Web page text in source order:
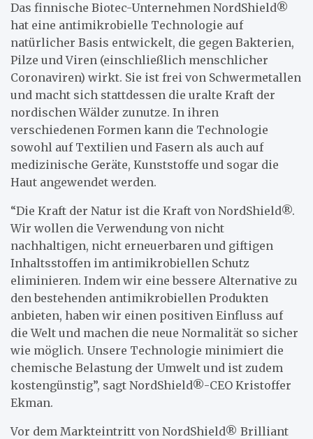
Das finnische Biotec-Unternehmen NordShield®
hat eine antimikrobielle Technologie auf
natürlicher Basis entwickelt, die gegen Bakterien,
Pilze und Viren (einschließlich menschlicher
Coronaviren) wirkt. Sie ist frei von Schwermetallen
und macht sich stattdessen die uralte Kraft der
nordischen Wälder zunutze. In ihren
verschiedenen Formen kann die Technologie
sowohl auf Textilien und Fasern als auch auf
medizinische Geräte, Kunststoffe und sogar die
Haut angewendet werden.
“Die Kraft der Natur ist die Kraft von NordShield®.
Wir wollen die Verwendung von nicht
nachhaltigen, nicht erneuerbaren und giftigen
Inhaltsstoffen im antimikrobiellen Schutz
eliminieren. Indem wir eine bessere Alternative zu
den bestehenden antimikrobiellen Produkten
anbieten, haben wir einen positiven Einfluss auf
die Welt und machen die neue Normalität so sicher
wie möglich. Unsere Technologie minimiert die
chemische Belastung der Umwelt und ist zudem
kostengünstig”, sagt NordShield®-CEO Kristoffer
Ekman.
Vor dem Markteintritt von NordShield® Brilliant